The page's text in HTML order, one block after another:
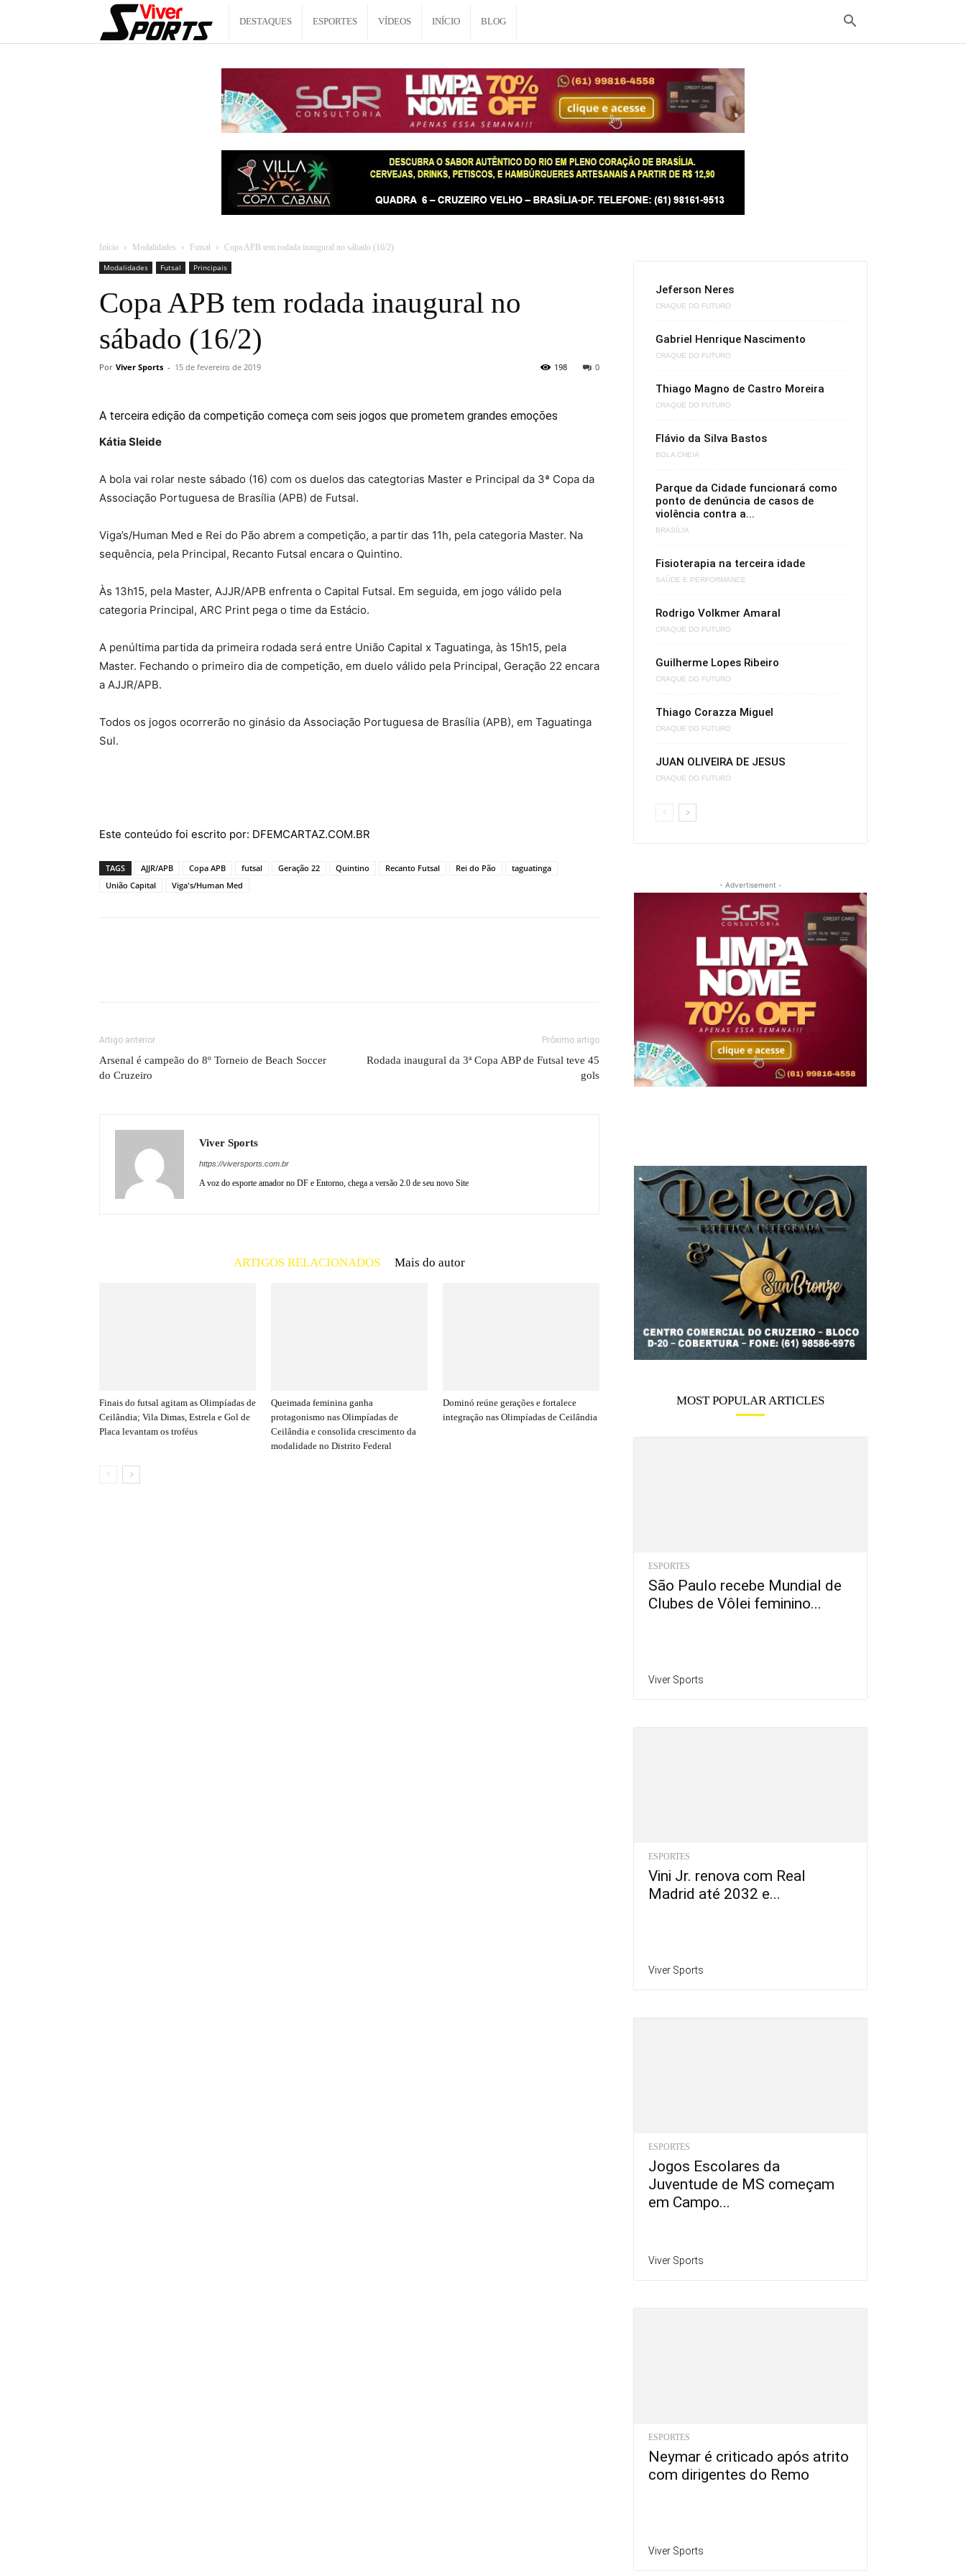
Viver
DESTAQUES ESPORTES VÍDEOS INÍCIO BLOG
Início Modalidades Futsal
Copa APB tem rodada inaugural no sábado (16/2)
Modalidades
Futsal Principais
Copa APB tem rodada inaugural no
sábado (16/2)
Por Viver Sports - 15 de fevereiro de 2019 0
198
A terceira edição da competição começa com seis jogos que prometem grandes emoções
Kátia Sleide
A bola vai rolar neste sábado (16) com os duelos das categtorias Master e Principal da 3ª Copa da
Associação Portuguesa de Brasília (APB) de Futsal.
Viga’s/Human Med e Rei do Pão abrem a competição, a partir das 11h, pela categoria Master. Na
sequência, pela Principal, Recanto Futsal encara o Quintino.
Às 13h15, pela Master, AJJR/APB enfrenta o Capital Futsal. Em seguida, em jogo válido pela
categoria Principal, ARC Print pega o time da Estácio.
A penúltima partida da primeira rodada será entre União Capital x Taguatinga, às 15h15, pela
Master. Fechando o primeiro dia de competição, em duelo válido pela Principal, Geração 22 encara
a AJJR/APB.
Todos os jogos ocorrerão no ginásio da Associação Portuguesa de Brasília (APB), em Taguatinga
Sul.
Este conteúdo foi escrito por: DFEMCARTAZ.COM.BR
TAGS AJJR/APB Copa APB futsal Geração 22 Quintino Recanto Futsal Rei do Pão
taguatinga
União Capital
Viga's/Human Med
Artigo anterior
Arsenal é campeão do 8º Torneio de Beach Soccer
do Cruzeiro
Próximo artigo
Rodada inaugural da 3ª Copa ABP de Futsal teve 45
gols
Viver Sports
https://viversports.com.br
A voz do esporte amador no DF e Entorno, chega a versão 2.0 de seu novo Site
ARTIGOS RELACIONADOS Mais do autor
Finais do futsal agitam as Olimpíadas de
Ceilândia; Vila Dimas, Estrela e Gol de
Placa levantam os troféus
Queimada feminina ganha
protagonismo nas Olimpíadas de
Ceilândia e consolida crescimento da
modalidade no Distrito Federal
Dominó reúne gerações e fortalece
integração nas Olimpíadas de Ceilândia
Jeferson Neres
CRAQUE DO FUTURO
Gabriel Henrique Nascimento
CRAQUE DO FUTURO
Thiago Magno de Castro Moreira
CRAQUE DO FUTURO
Flávio da Silva Bastos
BOLA CHEIA
Parque da Cidade funcionará como
ponto de denúncia de casos de
violência contra a...
BRASÍLIA
Fisioterapia na terceira idade
SAÚDE E PERFORMANCE
Rodrigo Volkmer Amaral
CRAQUE DO FUTURO
Guilherme Lopes Ribeiro
CRAQUE DO FUTURO
Thiago Corazza Miguel
CRAQUE DO FUTURO
JUAN OLIVEIRA DE JESUS
CRAQUE DO FUTURO
- Advertisement -
MOST POPULAR ARTICLES
ESPORTES
São Paulo recebe Mundial de
Clubes de Vôlei feminino...
Viver Sports
ESPORTES
Vini Jr. renova com Real
Madrid até 2032 e...
Viver Sports
ESPORTES
Jogos Escolares da
Juventude de MS começam
em Campo...
Viver Sports
ESPORTES
Neymar é criticado após atrito
com dirigentes do Remo
Viver Sports